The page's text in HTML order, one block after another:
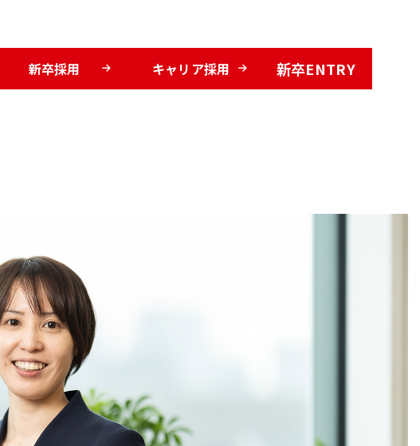
新卒採用 キャリア採用 新卒ENTRY
経営メンバー
バランス